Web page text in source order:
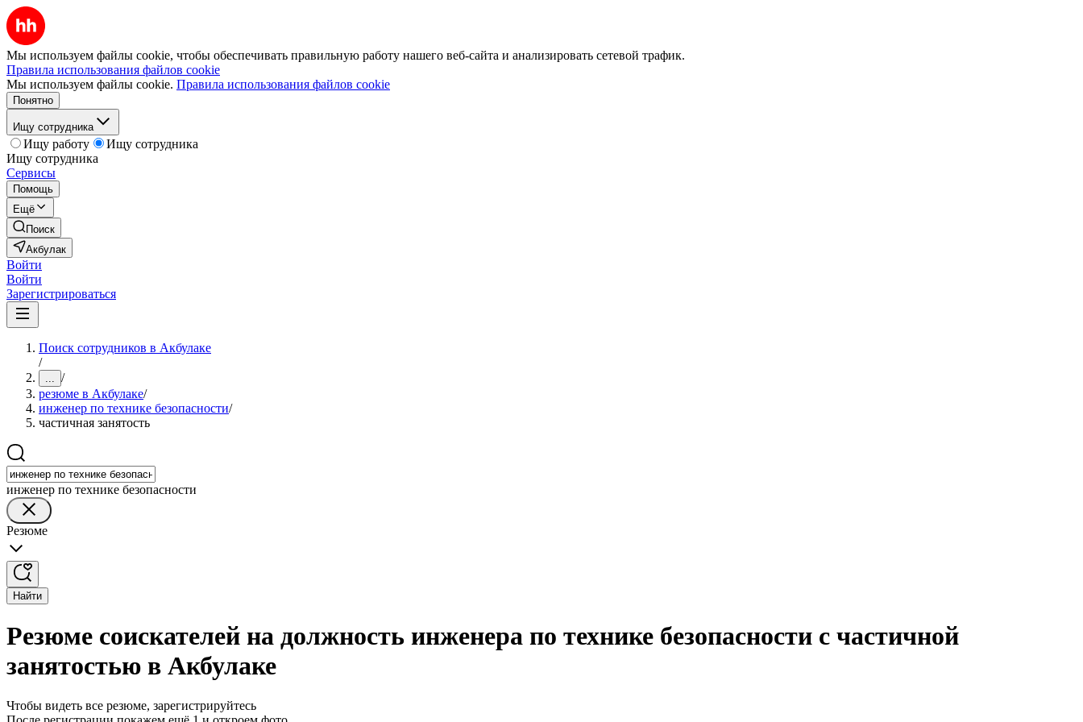
Мы используем файлы cookie, чтобы обеспечивать правильную работу нашего веб-сайта и анализировать сетевой трафик.
Правила использования файлов cookie
Мы используем файлы cookie. Правила использования файлов cookie
Понятно
Ищу сотрудника
Ищу работу
Ищу сотрудника
Ищу сотрудника
Сервисы
Помощь
Ещё
Поиск
Акбулак
Войти
Войти
Зарегистрироваться
Поиск сотрудников в Акбулаке
/
... /
резюме в Акбулаке/
инженер по технике безопасности/
частичная занятость
инженер по технике безопасности
Резюме
Найти
Резюме соискателей на должность инженера по технике безопасности с частичной
занятостью в Акбулаке
Чтобы видеть все резюме, зарегистрируйтесь